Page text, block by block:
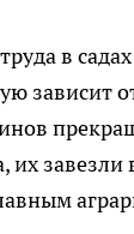
в
зависит
их